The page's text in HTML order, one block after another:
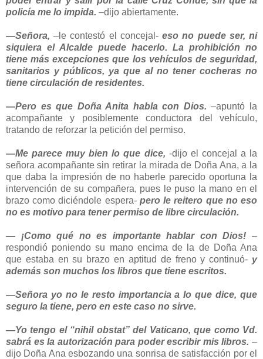
policía me lo impida. –dijo abiertamente.
—Señora,–le contestó el concejal-eso no puede ser, ni
siquiera el Alcalde puede hacerlo. La prohibición no
tiene más excepciones que los vehículos de seguridad,
sanitarios y públicos, ya que al no tener cocheras no
tiene circulación de residentes.
—Pero es que Doña Anita habla con Dios. –apuntó la
acompañante y posiblemente conductora del vehículo,
tratando de reforzar la petición del permiso.
—Me parece muy bien lo que dice, -dijo el concejal a la
señora acompañante sin retirar la mirada de Doña Ana, a la
que daba la impresión de no haberle parecido oportuna la
intervención de su compañera, pues le puso la mano en el
brazo como diciéndole espera- pero le reitero que no eso
no es motivo para tener permiso de libre circulación.
— ¡Como qué no es importante hablar con Dios! –
respondió poniendo su mano encima de la de Doña Ana
que estaba en su brazo en aptitud de freno y continuó- y
además son muchos los libros que tiene escritos.
—Señora yo no le resto importancia a lo que dice, que
seguro la tiene, pero en este caso no sirve.
—Yo tengo el “nihil obstat” del Vaticano, que como Vd.
sabrá es la autorización para poder escribir mis libros. –
dijo Doña Ana esbozando una sonrisa de satisfacción por el